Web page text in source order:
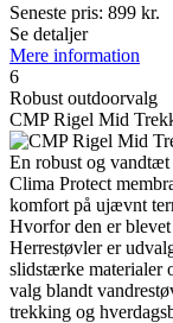
Seneste pris: 899 kr.
Se detaljer
Mere information
6
Robust outdoorvalg
CMP Rigel Mid
En robust og
Clima Protect
komfort på ujævnt
Hvorfor den er
Herrestøvler er
slidstærke materialer
valg blandt
trekking og